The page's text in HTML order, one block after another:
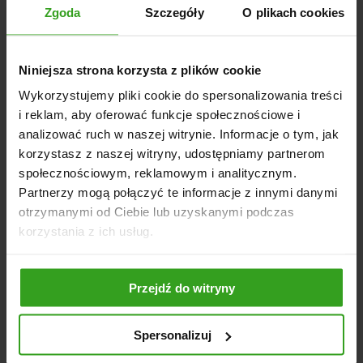
Zgoda Szczegóły O plikach cookies
Niniejsza strona korzysta z plików cookie
Wykorzystujemy pliki cookie do spersonalizowania treści
i reklam, aby oferować funkcje społecznościowe i
analizować ruch w naszej witrynie. Informacje o tym, jak
korzystasz z naszej witryny, udostępniamy partnerom
społecznościowym, reklamowym i analitycznym.
Partnerzy mogą połączyć te informacje z innymi danymi
otrzymanymi od Ciebie lub uzyskanymi podczas
korzystania z ich usług.
Przejdź do witryny
Spersonalizuj
DO NAWOZÓW
Solidne przekładnie
4 łopatki wysiewające
Dwie dźwignie z regulacją wysiewu
NASI KLIENCI WYBIERALI RÓWNIEŻ
4 5